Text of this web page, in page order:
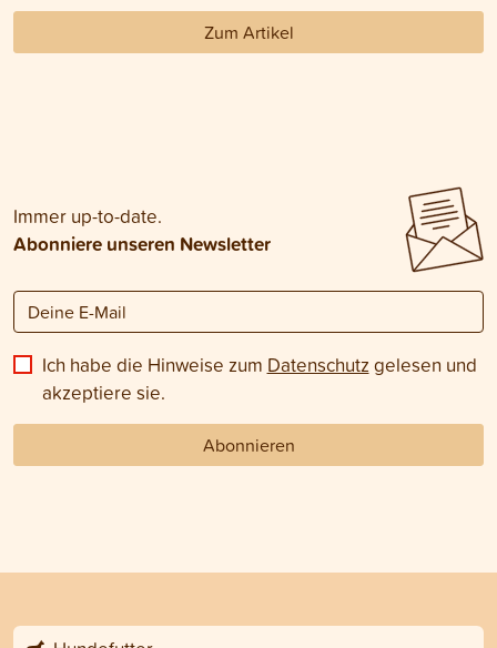
Zum Artikel
Immer up-to-date.
Abonniere unseren Newsletter
Ich habe die Hinweise zum Datenschutz gelesen und
akzeptiere sie.
Abonnieren